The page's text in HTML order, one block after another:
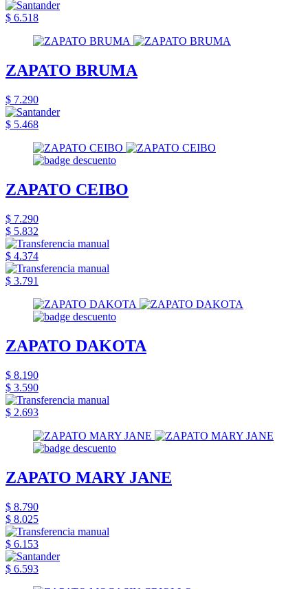
$ 6.518
ZAPATO BRUMA
$ 7.290
$ 5.468
ZAPATO CEIBO
$ 7.290
$ 5.832
$ 4.374
$ 3.791
ZAPATO DAKOTA
$ 8.190
$ 3.590
$ 2.693
ZAPATO MARY JANE
$ 8.790
$ 8.025
$ 6.153
$ 6.593